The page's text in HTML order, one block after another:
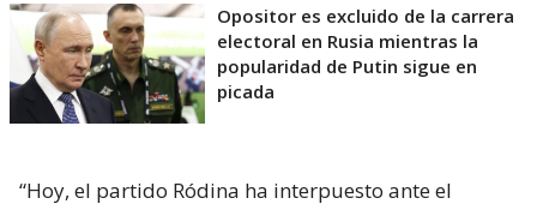
Opositor es excluido de la carrera
electoral en Rusia mientras la
popularidad de Putin sigue en
picada
“Hoy, el partido Ródina ha interpuesto ante el